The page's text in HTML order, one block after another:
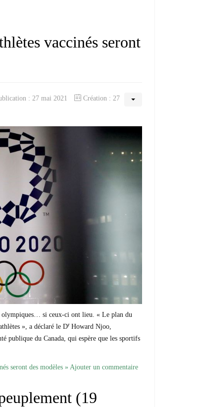
vaccinés seront
: 27 mai 2021
Création : 27
olympiques… si ceux-ci ont lieu. « Le plan du
», a déclaré le Dr Howard Njoo,
publique du Canada, qui espère que les sportifs
seront des modèles » Ajouter un commentaire
(19